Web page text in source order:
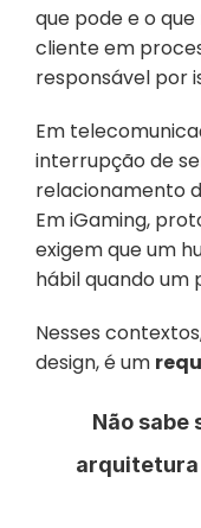
que pode e o
cliente em
responsável por
Em
interrupção de
relacionamento
Em iGaming,
exigem que um
hábil quando um
Nesses
design, é um
Não sabe
arquitetura